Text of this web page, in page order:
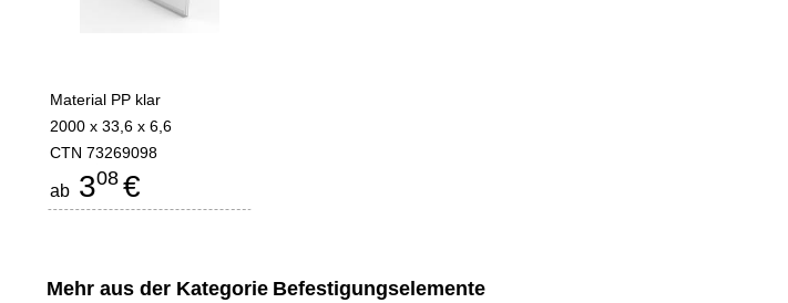
Material PP klar
2000 x 33,6 x 6,6
CTN 73269098
ab 308 €
Mehr aus der Kategorie Befestigungselemente